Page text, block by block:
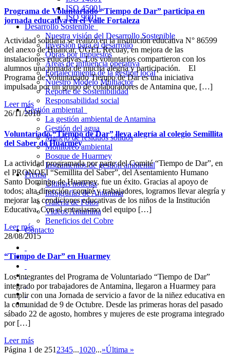
ISO 45001
ISO 9001
Desarrollo Sostenible
Nuestra visión del Desarrollo Sostenible
Inversión para el desarrollo
Obras por impuestos
Áreas de influencia operativa
Fortalecimiento de la gestión local
Nuestro Modelo Multiactor
Reporte de Sostenibilidad
Responsabilidad social
Gestión ambiental
La gestión ambiental de Antamina
Gestión del agua
Manejo de residuos sólidos
Monitoreo ambiental
Bosque de Huarmey
Instrumentos de gestión ambiental
Prensa
Últimas noticias
Infografías de Antamina
Galería de Fotos
Videos Antamina
Beneficios del Cobre
Contacto
Programa de Voluntariado “Tiempo de Dar” participa en
jornada educativa en el Valle Fortaleza
Actividad solidaria se realizó en la institución educativa N° 86599
del anexo de Huáncar, UGEL Recuay, en mejora de las
instalaciones educativas. Los voluntarios compartieron con los
alumnos una jornada de mucha alegría y participación. El
Programa de Voluntariado Tiempo de Dar es una iniciativa
impulsada por un grupo de colaboradores de Antamina que, […]
Leer más
26/11/2018
Voluntariado “Tiempo de Dar” lleva alegría al colegio Semillita
del Saber de Huarmey
La actividad programada por parte del Comité “Tiempo de Dar”, en
el PRONOEI “Semillita del Saber”, del Asentamiento Humano
Santo Domingo de Huarmey, fue un éxito. Gracias al apoyo de
todos; alta dirección, comité y trabajadores, logramos llevar alegría y
mejorar las condiciones educativas de los niños de la Institución
Educativa. Con el entusiasmo del equipo […]
Leer más
28/08/2015
“Tiempo de Dar” en Huarmey
Los integrantes del Programa de Voluntariado “Tiempo de Dar”
integrado por trabajadores de Antamina, llegaron a Huarmey para
cumplir con una Jornada de servicio a favor de la niñez educativa en
la comunidad de 9 de Octubre. Desde las primeras horas del pasado
sábado 22 de agosto, hombres y mujeres de este programa integrado
por […]
Leer más
Página 1 de 251 2345...1020...»Última »